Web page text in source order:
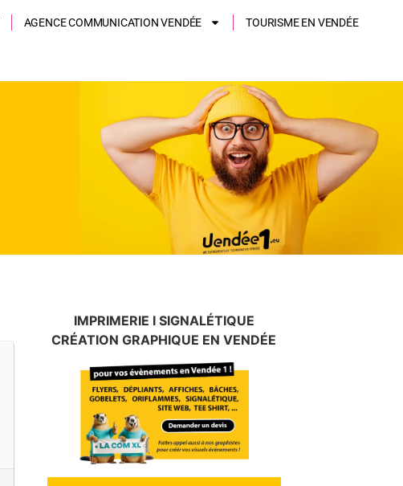
AGENCE COMMUNICATION VENDÉE TOURISME EN VENDÉE
IMPRIMERIE I SIGNALÉTIQUE
CRÉATION GRAPHIQUE EN VENDÉE